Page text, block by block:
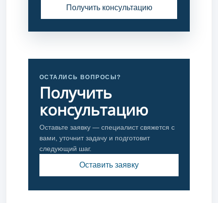
Получить консультацию
ОСТАЛИСЬ ВОПРОСЫ?
Получить
консультацию
Оставьте заявку — специалист свяжется с
вами, уточнит задачу и подготовит
следующий шаг.
Оставить заявку